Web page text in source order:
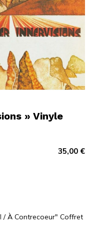
» Vinyle
35,00 €
/ À Contrecoeur" Coffret